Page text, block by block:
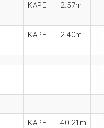
KAPE 2.57m
KAPE 2.40m
KAPE 40.21m